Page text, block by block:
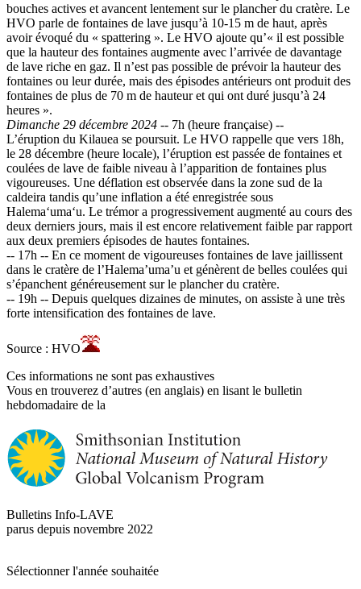
bouches actives et avancent lentement sur le plancher du cratère. Le
HVO parle de fontaines de lave jusqu’à 10-15 m de haut, après
avoir évoqué du « spattering ». Le HVO ajoute qu’« il est possible
que la hauteur des fontaines augmente avec l’arrivée de davantage
de lave riche en gaz. Il n’est pas possible de prévoir la hauteur des
fontaines ou leur durée, mais des épisodes antérieurs ont produit des
fontaines de plus de 70 m de hauteur et qui ont duré jusqu’à 24
heures ».
Dimanche 29 décembre 2024 -- 7h (heure française) --
L’éruption du Kilauea se poursuit. Le HVO rappelle que vers 18h,
le 28 décembre (heure locale), l’éruption est passée de fontaines et
coulées de lave de faible niveau à l’apparition de fontaines plus
vigoureuses. Une déflation est observée dans la zone sud de la
caldeira tandis qu’une inflation a été enregistrée sous
Halemaʻumaʻu. Le trémor a progressivement augmenté au cours des
deux derniers jours, mais il est encore relativement faible par rapport
aux deux premiers épisodes de hautes fontaines.
-- 17h -- En ce moment de vigoureuses fontaines de lave jaillissent
dans le cratère de l’Halema’uma’u et génèrent de belles coulées qui
s’épanchent généreusement sur le plancher du cratère.
-- 19h -- Depuis quelques dizaines de minutes, on assiste à une très
forte intensification des fontaines de lave.
Source : HVO
Ces informations ne sont pas exhaustives
Vous en trouverez d’autres (en anglais) en lisant le bulletin
hebdomadaire de la
Bulletins Info-LAVE
parus depuis novembre 2022
Sélectionner l'année souhaitée